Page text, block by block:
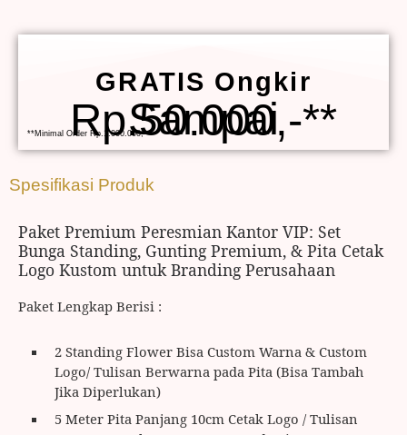
GRATIS Ongkir
Sampai Rp.50.000,-**
**Minimal Order Rp.1.000.000,-
Spesifikasi Produk
Paket Premium Peresmian Kantor VIP: Set
Bunga Standing, Gunting Premium, & Pita Cetak
Logo Kustom untuk Branding Perusahaan
Paket Lengkap Berisi :
2 Standing Flower Bisa Custom Warna & Custom
Logo/ Tulisan Berwarna pada Pita (Bisa Tambah
Jika Diperlukan)
5 Meter Pita Panjang 10cm Cetak Logo / Tulisan